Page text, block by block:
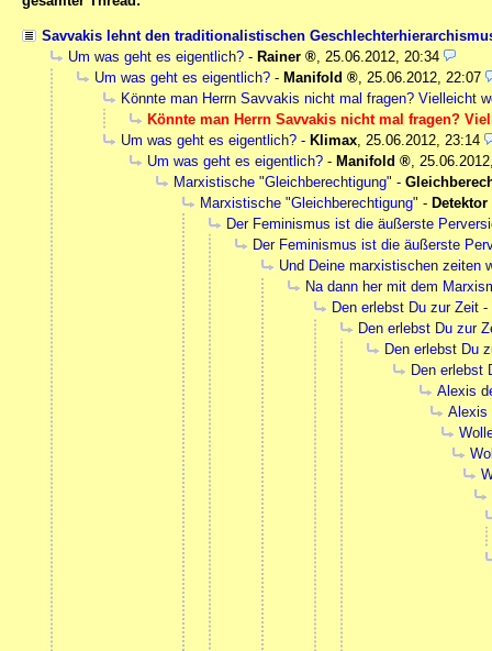
Savvakis lehnt den traditionalistischen
Um was geht es eigentlich? - Rainer , 25.06.2012, 20:34
Um was geht es eigentlich? - Manifold , 25.06.2012, 22:07
Könnte man Herrn Savvakis nicht mal fragen? Vielleicht
Könnte man Herrn Savvakis nicht mal fragen?
Um was geht es eigentlich? - Klimax, 25.06.2012, 23:14
Um was geht es eigentlich? - Manifold ,
Marxistische "Gleichberechtigung" -
Marxistische "Gleichberechtigung" - Detektor
Der Feminismus ist die äußerste
Der Feminismus ist die äußerste
Und Deine marxistischen zeiten
Na dann her mit dem
Den erlebst Du zur Zeit -
Den erlebst Du zur
Den erlebst Du
Den erlebst
Alexis
Alexis